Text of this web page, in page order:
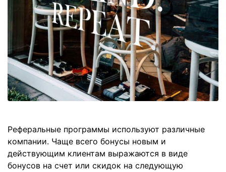
Реферальные программы используют различные
компании. Чаще всего бонусы новым и
действующим клиентам выражаются в виде
бонусов на счет или скидок на следующую